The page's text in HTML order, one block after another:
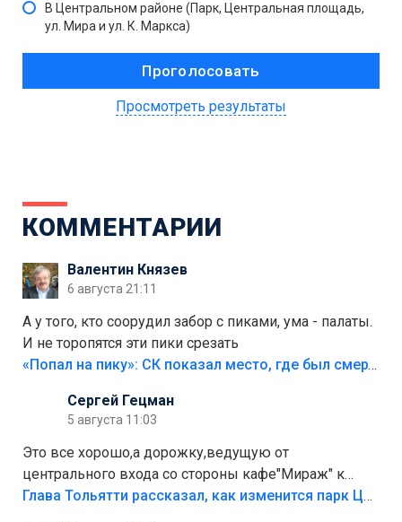
В Центральном районе (Парк, Центральная площадь,
ул. Мира и ул. К. Маркса)
Просмотреть результаты
КОММЕНТАРИИ
Валентин Князев
6 августа 21:11
А у того, кто соорудил забор с пиками, ума - палаты.
И не торопятся эти пики срезать
«Попал на пику»: СК показал место, где был смертельно травмирован ребенок в Тольятти
Сергей Гецман
5 августа 11:03
Это все хорошо,а дорожку,ведущую от
центрального входа со стороны кафе"Мираж" к
аттракционам слабо доделать?А то бордюры
Глава Тольятти рассказал, как изменится парк Центрального района